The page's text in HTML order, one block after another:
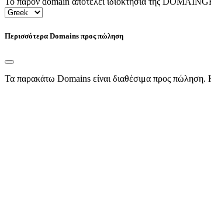
Περισσότερα Domains προς πώληση
Τα παρακάτω Domains είναι διαθέσιμα προς πώληση.